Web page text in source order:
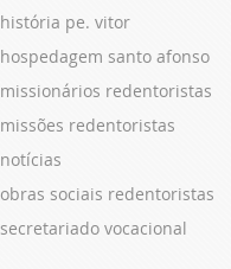
história pe. vitor
hospedagem santo afonso
missionários redentoristas
missões redentoristas
notícias
obras sociais redentoristas
secretariado vocacional